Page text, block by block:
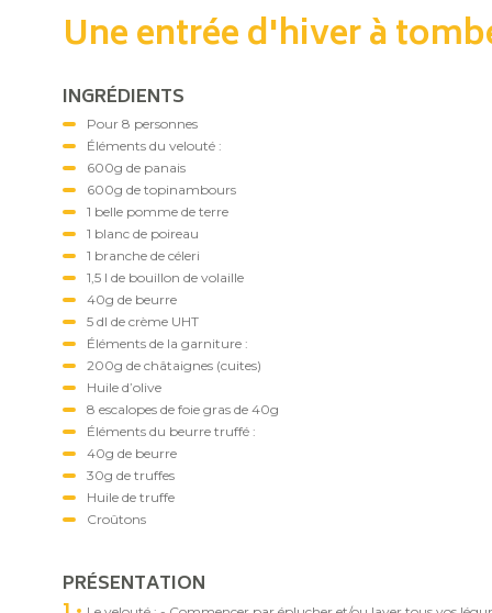
Une entrée d'hiver à
INGRÉDIENTS
Pour 8 personnes
Éléments du velouté :
600g de panais
600g de topinambours
1 belle pomme de terre
1 blanc de poireau
1 branche de céleri
1,5 l de bouillon de volaille
40g de beurre
5 dl de crème UHT
Éléments de la garniture :
200g de châtaignes (cuites)
Huile d’olive
8 escalopes de foie gras de 40g
Éléments du beurre truffé :
40g de beurre
30g de truffes
Huile de truffe
Croûtons
PRÉSENTATION